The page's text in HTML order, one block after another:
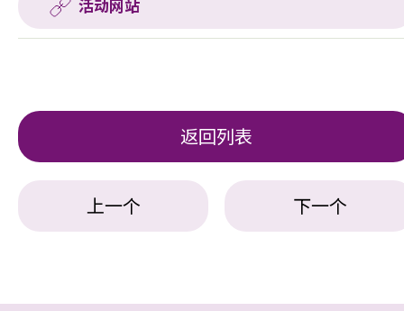
活动网站
返回列表
上一个 下一个